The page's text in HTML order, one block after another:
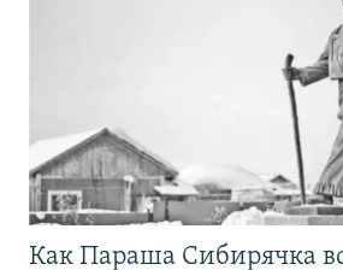
Как Параша Сибирячка